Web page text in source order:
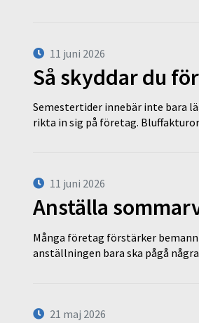
11 juni 2026
Så skyddar du
Semestertider innebär inte bara
rikta in sig på företag.
11 juni 2026
Anställa
Många företag förstärker
anställningen bara ska pågå
21 maj 2026